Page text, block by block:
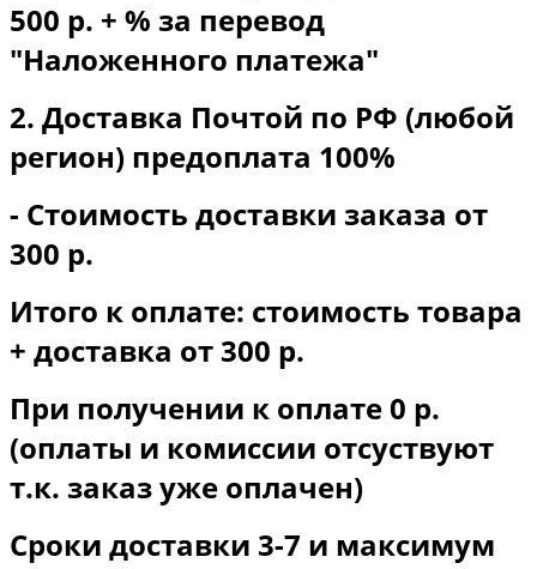
500 р. + % за перевод
"Наложенного платежа"
2. Доставка Почтой по РФ (любой
регион) предоплата 100%
- Стоимость доставки заказа от
300 р.
Итого к оплате: стоимость товара
+ доставка от 300 р.
При получении к оплате 0 р.
(оплаты и комиссии отсуствуют
т.к. заказ уже оплачен)
Сроки доставки 3-7 и максимум